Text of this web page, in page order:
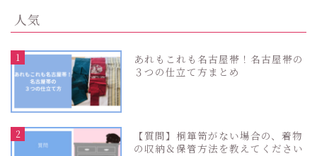
人気
1
あれもこれも名古屋帯！名古屋帯の
３つの仕立て方まとめ
2
【質問】桐箪笥がない場合の、着物
の収納＆保管方法を教えてください